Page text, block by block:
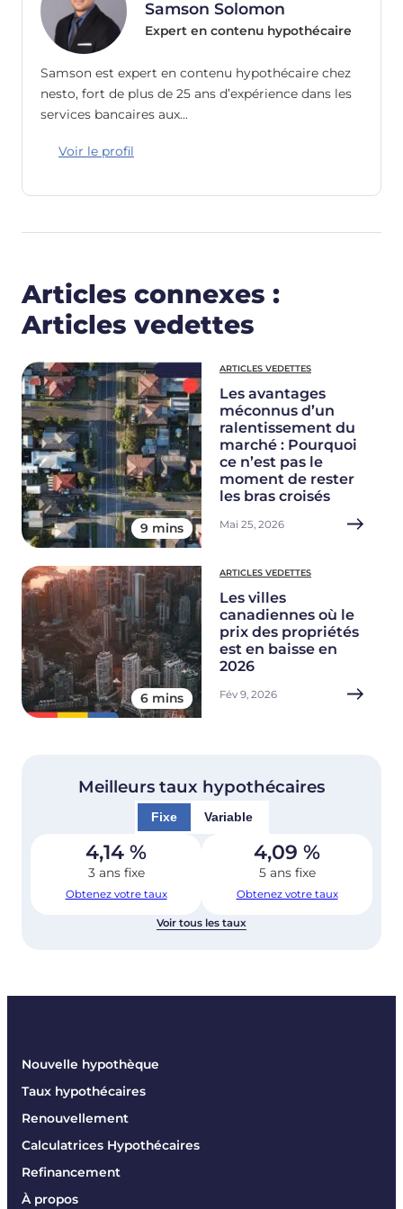
Samson Solomon
Expert en contenu hypothécaire
Samson est expert en contenu hypothécaire chez
nesto, fort de plus de 25 ans d’expérience dans les
services bancaires aux…
Voir le profil
Articles connexes :
Articles vedettes
9 mins
ARTICLES VEDETTES
Les avantages
méconnus d’un
ralentissement du
marché : Pourquoi
ce n’est pas le
moment de rester
les bras croisés
Mai 25, 2026
6 mins
ARTICLES VEDETTES
Les villes
canadiennes où le
prix des propriétés
est en baisse en
2026
Fév 9, 2026
Meilleurs taux hypothécaires
Fixe Variable
4,14 %
3 ans fixe
Obtenez votre taux
4,09 %
5 ans fixe
Obtenez votre taux
Voir tous les taux
Nouvelle hypothèque
Taux hypothécaires
Renouvellement
Calculatrices Hypothécaires
Refinancement
À propos